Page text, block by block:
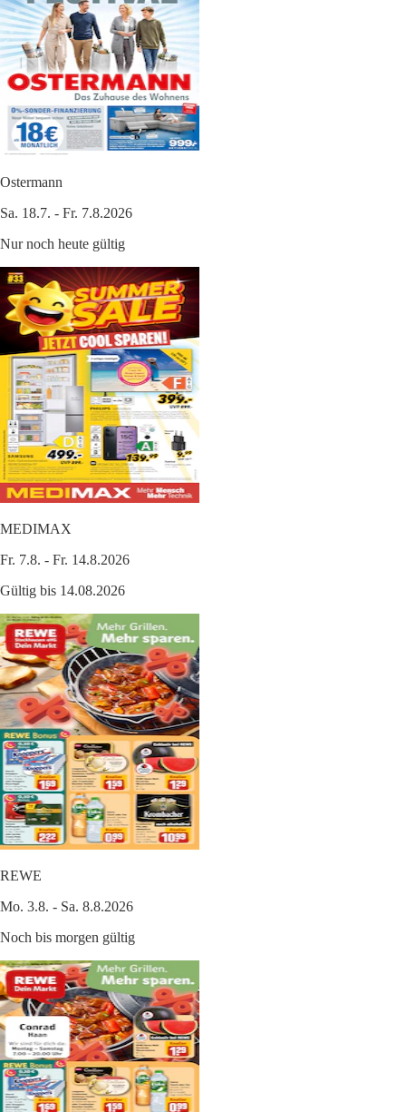
Ostermann
Sa. 18.7. - Fr. 7.8.2026
Nur noch heute gültig
MEDIMAX
Fr. 7.8. - Fr. 14.8.2026
Gültig bis 14.08.2026
REWE
Mo. 3.8. - Sa. 8.8.2026
Noch bis morgen gültig